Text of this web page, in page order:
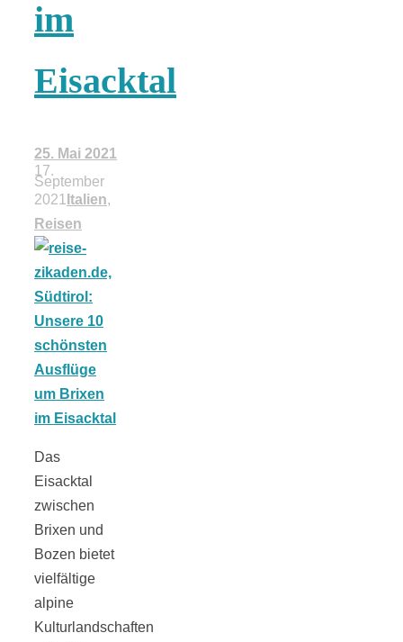
im
Eisacktal
25. Mai 2021
17.
September
2021 Italien,
Reisen
Das
Eisacktal
zwischen
Brixen und
Bozen bietet
vielfältige
alpine
Kulturlandschaften